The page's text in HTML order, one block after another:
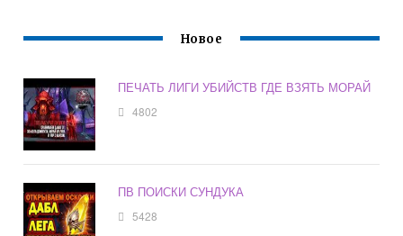
Новое
ПЕЧАТЬ ЛИГИ УБИЙСТВ ГДЕ ВЗЯТЬ МОРАЙ
4802
ПВ ПОИСКИ СУНДУКА
5428